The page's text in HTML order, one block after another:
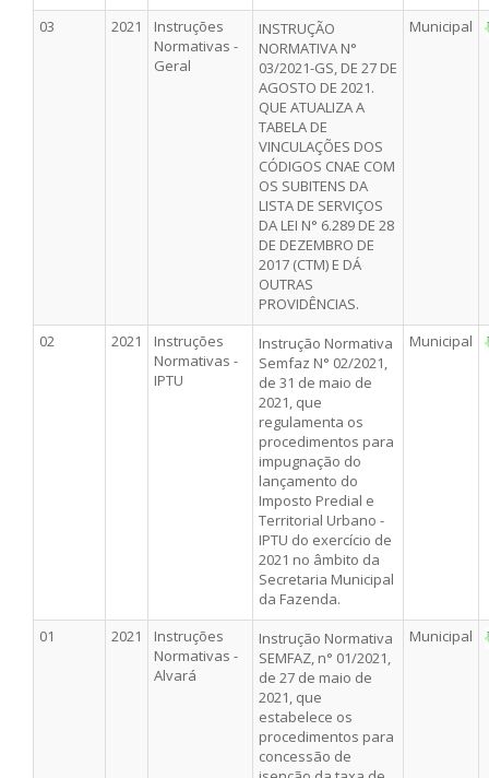
03 2021
Instruções
Normativas -
Geral
INSTRUÇÃO
NORMATIVA N°
03/2021-GS, DE 27 DE
AGOSTO DE 2021.
QUE ATUALIZA A
TABELA DE
VINCULAÇÕES DOS
CÓDIGOS CNAE COM
OS SUBITENS DA
LISTA DE SERVIÇOS
DA LEI N° 6.289 DE 28
DE DEZEMBRO DE
2017 (CTM) E DÁ
OUTRAS
PROVIDÊNCIAS.
Municipal
02 2021
Instruções
Normativas -
IPTU
Instrução Normativa
Semfaz N° 02/2021,
de 31 de maio de
2021, que
regulamenta os
procedimentos para
impugnação do
lançamento do
Imposto Predial e
Territorial Urbano -
IPTU do exercício de
2021 no âmbito da
Secretaria Municipal
da Fazenda.
Municipal
01 2021
Instruções
Normativas -
Alvará
Instrução Normativa
SEMFAZ, n° 01/2021,
de 27 de maio de
2021, que
estabelece os
procedimentos para
concessão de
Municipal